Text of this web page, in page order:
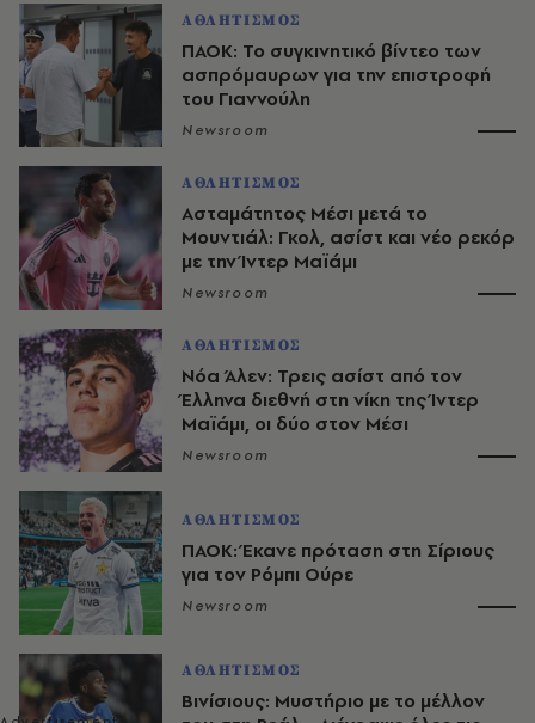
ΑΘΛΗΤΙΣΜΟΣ
ΠΑΟΚ: Το συγκινητικό βίντεο των
ασπρόμαυρων για την επιστροφή
του Γιαννούλη
Newsroom
ΑΘΛΗΤΙΣΜΟΣ
Ασταμάτητος Μέσι μετά το
Μουντιάλ: Γκολ, ασίστ και νέο ρεκόρ
με την Ίντερ Μαϊάμι
Newsroom
ΑΘΛΗΤΙΣΜΟΣ
Νόα Άλεν: Τρεις ασίστ από τον
Έλληνα διεθνή στη νίκη της Ίντερ
Μαϊάμι, οι δύο στον Μέσι
Newsroom
ΑΘΛΗΤΙΣΜΟΣ
ΠΑΟΚ: Έκανε πρόταση στη Σίριους
για τον Ρόμπι Ούρε
Newsroom
ΑΘΛΗΤΙΣΜΟΣ
Βινίσιους: Μυστήριο με το μέλλον